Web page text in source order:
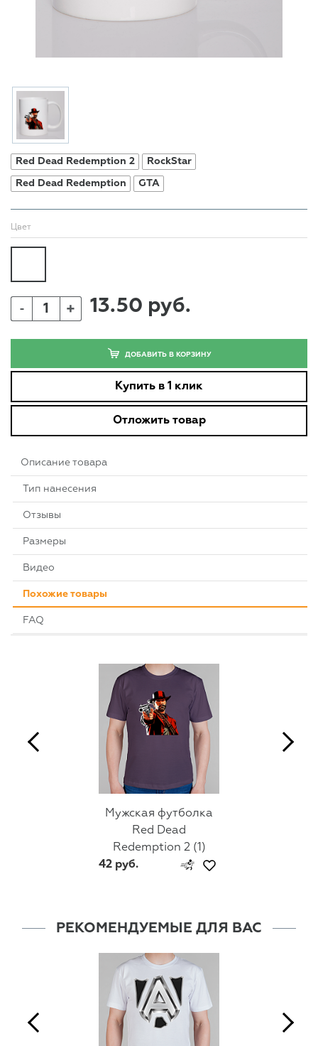
Red Dead Redemption 2 RockStar
Red Dead Redemption GTA
Цвет
- + 13.50 руб.
ДОБАВИТЬ В КОРЗИНУ
Купить в 1 клик
Отложить товар
Описание товара
Тип нанесения
Отзывы
Размеры
Видео
Похожие товары
FAQ
Мужская футболка
Red Dead
Redemption 2 (1)
42 руб.
РЕКОМЕНДУЕМЫЕ ДЛЯ ВАС